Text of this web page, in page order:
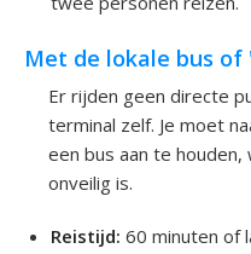
Met de lokale bus of
Er rijden geen directe
terminal zelf. Je moet
een bus aan te
onveilig is.
Reistijd: 60 minuten of